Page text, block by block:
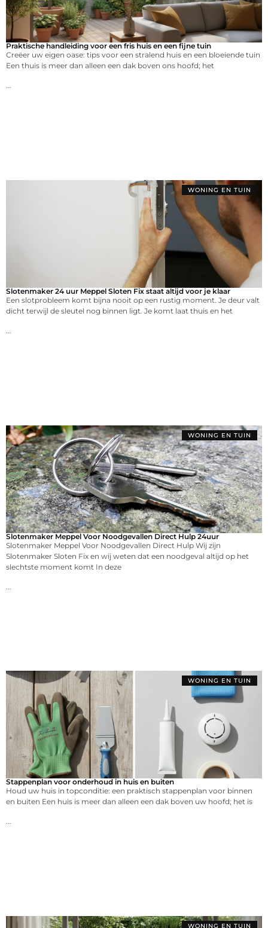
Praktische handleiding voor een fris huis en een fijne tuin
Creëer uw eigen oase: tips voor een stralend huis en een bloeiende tuin
Een thuis is meer dan alleen een dak boven ons hoofd; het
WONING EN TUIN
Slotenmaker 24 uur Meppel Sloten Fix staat altijd voor je klaar
Een slotprobleem komt bijna nooit op een rustig moment. Je deur valt
dicht terwijl de sleutel nog binnen ligt. Je komt laat thuis en het
WONING EN TUIN
Slotenmaker Meppel Voor Noodgevallen Direct Hulp 24uur
Slotenmaker Meppel Voor Noodgevallen Direct Hulp Wij zijn
Slotenmaker Sloten Fix en wij weten dat een noodgeval altijd op het
slechtste moment komt In deze
WONING EN TUIN
Stappenplan voor onderhoud in huis en buiten
Houd uw huis in topconditie: een praktisch stappenplan voor binnen
en buiten Een huis is meer dan alleen een dak boven uw hoofd; het is
WONING EN TUIN